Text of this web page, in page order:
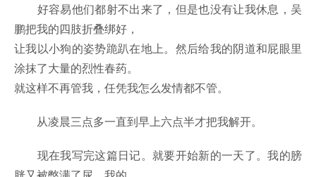
好容易他们都射不出来了，但是也没有让我休息，吴
鹏把我的四肢折叠绑好，
让我以小狗的姿势跪趴在地上。然后给我的阴道和屁眼里
涂抹了大量的烈性春药。
就这样不再管我，任凭我怎么发情都不管。
从凌晨三点多一直到早上六点半才把我解开。
现在我写完这篇日记。就要开始新的一天了。我的膀